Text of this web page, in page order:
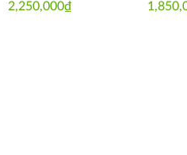
2,250,000₫